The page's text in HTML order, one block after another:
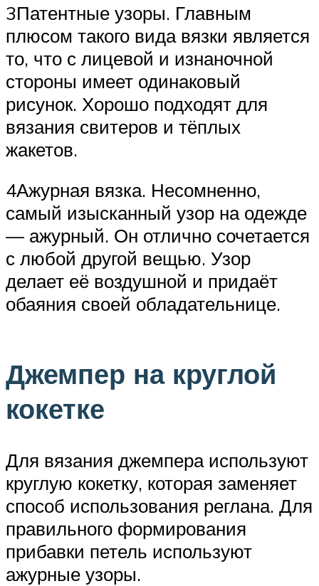
3Патентные узоры. Главным
плюсом такого вида вязки является
то, что с лицевой и изнаночной
стороны имеет одинаковый
рисунок. Хорошо подходят для
вязания свитеров и тёплых
жакетов.
4Ажурная вязка. Несомненно,
самый изысканный узор на одежде
— ажурный. Он отлично сочетается
с любой другой вещью. Узор
делает её воздушной и придаёт
обаяния своей обладательнице.
Джемпер на круглой
кокетке
Для вязания джемпера используют
круглую кокетку, которая заменяет
способ использования реглана. Для
правильного формирования
прибавки петель используют
ажурные узоры.